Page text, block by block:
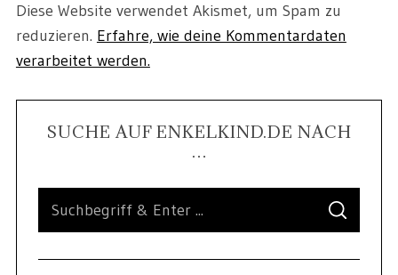
Diese Website verwendet Akismet, um Spam zu
reduzieren. Erfahre, wie deine Kommentardaten
verarbeitet werden.
SUCHE AUF ENKELKIND.DE NACH
…